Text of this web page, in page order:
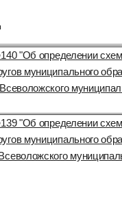
"Об определении
муниципального
"Об определении
муниципального